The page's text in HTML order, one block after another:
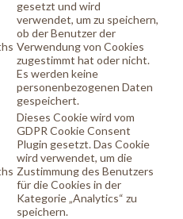
gesetzt und wird
verwendet, um zu speichern,
ob der Benutzer der
Verwendung von Cookies
zugestimmt hat oder nicht.
Es werden keine
personenbezogenen Daten
gespeichert.
Dieses Cookie wird vom
GDPR Cookie Consent
Plugin gesetzt. Das Cookie
wird verwendet, um die
Zustimmung des Benutzers
für die Cookies in der
Kategorie „Analytics“ zu
speichern.